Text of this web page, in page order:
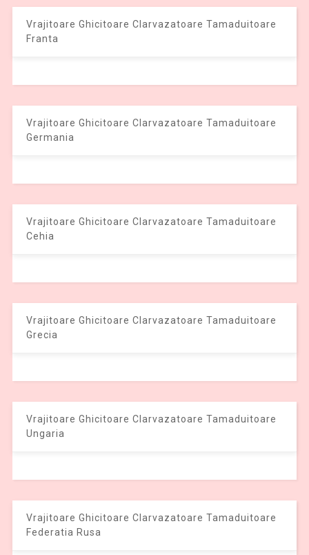
Vrajitoare Ghicitoare Clarvazatoare Tamaduitoare
Franta
Vrajitoare Ghicitoare Clarvazatoare Tamaduitoare
Germania
Vrajitoare Ghicitoare Clarvazatoare Tamaduitoare
Cehia
Vrajitoare Ghicitoare Clarvazatoare Tamaduitoare
Grecia
Vrajitoare Ghicitoare Clarvazatoare Tamaduitoare
Ungaria
Vrajitoare Ghicitoare Clarvazatoare Tamaduitoare
Federatia Rusa